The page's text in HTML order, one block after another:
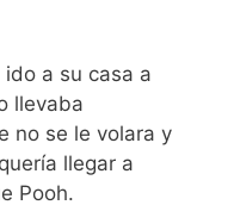
a su casa a
llevaba
no se le volara y
llegar a
Pooh.